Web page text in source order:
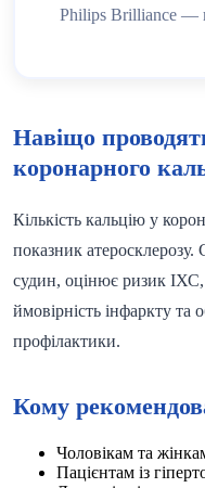
Philips Brilliance —
Навіщо
коронарного
Кількість кальцію у
показник
судин, оцінює ризик
ймовірність інфаркту та
профілактики.
Кому
Чоловікам та
Пацієнтам із